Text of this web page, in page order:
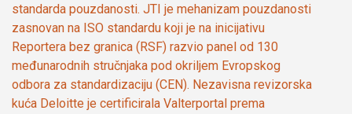
standarda pouzdanosti. JTI je mehanizam pouzdanosti
zasnovan na ISO standardu koji je na inicijativu
Reportera bez granica (RSF) razvio panel od 130
međunarodnih stručnjaka pod okriljem Evropskog
odbora za standardizaciju (CEN). Nezavisna revizorska
kuća Deloitte je certificirala Valterportal prema